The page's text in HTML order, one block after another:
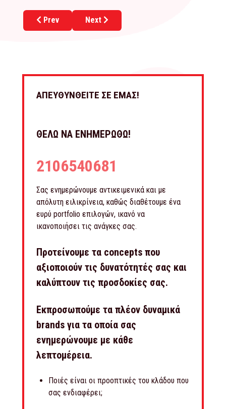
Previous article: Νέο franchise για τον Γρηγόρη στη
Prev Next article: Η αντισυμβατική
Next
ΑΠΕΥΘΥΝΘΕΙΤΕ ΣΕ ΕΜΑΣ!
ΘΕΛΩ ΝΑ ΕΝΗΜΕΡΩΘΩ!
2106540681
Σας ενημερώνουμε αντικειμενικά και με
απόλυτη ειλικρίνεια, καθώς διαθέτουμε ένα
ευρύ portfolio επιλογών, ικανό να
ικανοποιήσει τις ανάγκες σας.
Προτείνουμε τα concepts που
αξιοποιούν τις δυνατότητές σας και
καλύπτουν τις προσδοκίες σας.
Εκπροσωπούμε τα πλέον δυναμικά
brands για τα οποία σας
ενημερώνουμε με κάθε
λεπτομέρεια.
Ποιές είναι οι προοπτικές του κλάδου που
σας ενδιαφέρει;